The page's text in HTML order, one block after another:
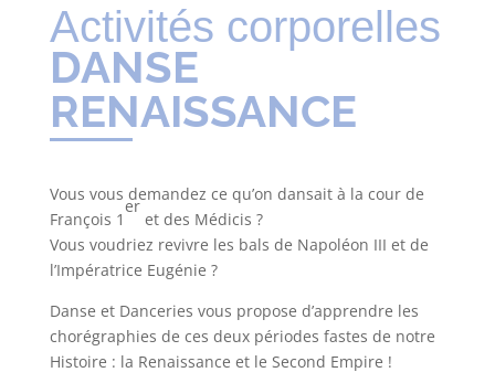
Activités corporelles
DANSE
RENAISSANCE
Vous vous demandez ce qu’on dansait à la cour de
François 1
er
et des Médicis ?
Vous voudriez revivre les bals de Napoléon III et de
l’Impératrice Eugénie ?
Danse et Danceries vous propose d’apprendre les
chorégraphies de ces deux périodes fastes de notre
Histoire : la Renaissance et le Second Empire !